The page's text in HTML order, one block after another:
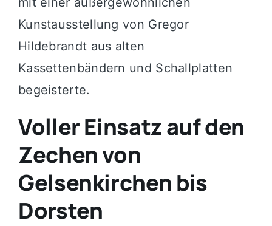
Kunstausstellung von Gregor
Hildebrandt aus alten
Kassettenbändern und Schallplatten
begeisterte.
Voller Einsatz auf den
Zechen von
Gelsenkirchen bis
Dorsten